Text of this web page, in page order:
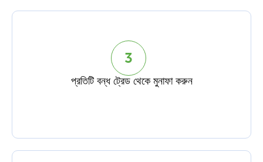
3
প্রতিটি বন্ধ ট্রেড থেকে মুনাফা করুন